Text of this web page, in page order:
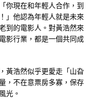
你現在和年輕人合作，到
」他認為年輕人就是未來
到的電影人。對黃浩然來
影行業，都是一個共同成
黃浩然似乎更愛走「山旮
，不在意票房多寡，保存
光。